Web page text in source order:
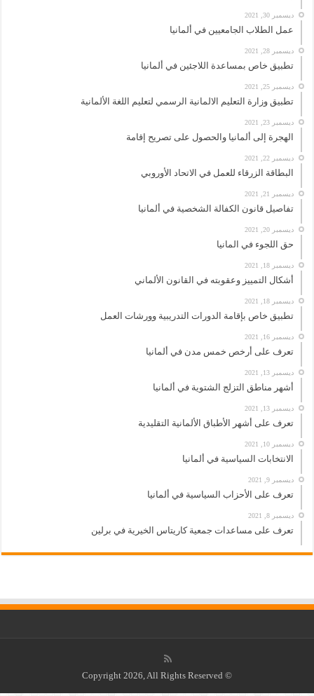
ديسمبر 30, 2021
عمل الطلاب الجامعيين في ألمانيا
ديسمبر 28, 2021
تطبيق خاص بمساعدة اللاجئين في ألمانيا
ديسمبر 25, 2021
تطبيق وزارة التعليم الالمانية الرسمي لتعليم اللغة الألمانية
ديسمبر 23, 2021
الهجرة إلى ألمانيا والحصول على تصريح إقامة
ديسمبر 22, 2021
البطاقة الزرقاء للعمل في الاتحاد الأوروبي
ديسمبر 21, 2021
تفاصيل قانون الكفالة الشخصية في ألمانيا
ديسمبر 20, 2021
حق اللجوء في المانيا
ديسمبر 18, 2021
أشكال التمييز وعقوبته في القانون الألماني
ديسمبر 18, 2021
تطبيق خاص بإقامة الدورات التدريبية وورشات العمل
ديسمبر 16, 2021
تعرف على أرخص خمس مدن في ألمانيا
ديسمبر 13, 2021
أشهر مناطق التزلج الشتوية في ألمانيا
ديسمبر 13, 2021
تعرف على أشهر الأطباق الألمانية التقليدية
ديسمبر 10, 2021
الانتخابات السياسية في ألمانيا
ديسمبر 9, 2021
تعرف على الأحزاب السياسية في ألمانيا
ديسمبر 8, 2021
تعرف على مساعدات جمعية كاريتاس الخيرية في برلين
© Copyright 2026, All Rights Reserved